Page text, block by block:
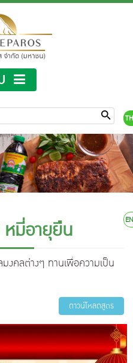
TH
EN
หมี่อายุยืน
งคลต่างๆ ทานเพื่อความเป็น
ดาวน์โหลดสูตร